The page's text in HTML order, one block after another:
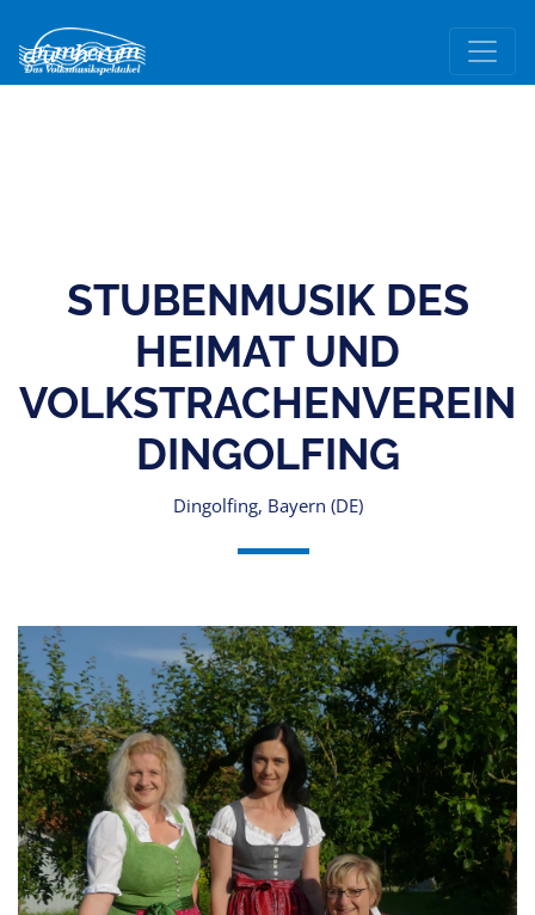
STUBENMUSIK DES
HEIMAT UND
VOLKSTRACHENVEREIN
DINGOLFING
Dingolfing, Bayern (DE)